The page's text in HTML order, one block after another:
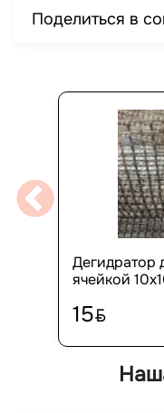
Поделиться в
Дегидратор
ячейкой
15BYN